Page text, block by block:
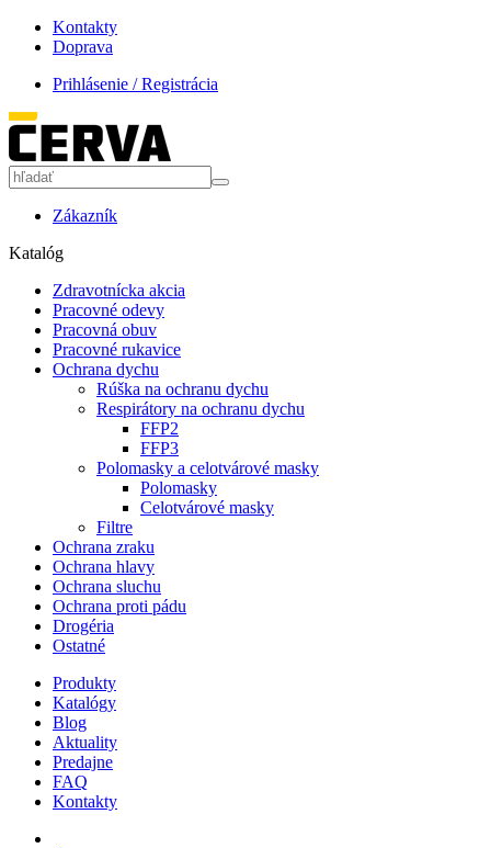
Kontakty
Doprava
Prihlásenie / Registrácia
Zákazník
Katalóg
Zdravotnícka akcia
Pracovné odevy
Pracovná obuv
Pracovné rukavice
Ochrana dychu
Rúška na ochranu dychu
Respirátory na ochranu dychu
FFP2
FFP3
Polomasky a celotvárové masky
Polomasky
Celotvárové masky
Filtre
Ochrana zraku
Ochrana hlavy
Ochrana sluchu
Ochrana proti pádu
Drogéria
Ostatné
Produkty
Katalógy
Blog
Aktuality
Predajne
FAQ
Kontakty